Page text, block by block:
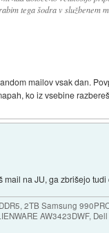
tega šodra v službenem
mailov vsak dan.
ko iz vsebine
na JU, ga zbrišejo
2TB Samsung
AW3423DWF, Dell